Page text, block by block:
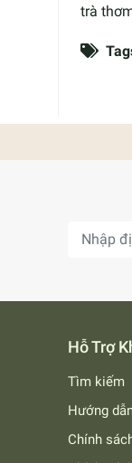
trà
Hỗ Trợ
Tìm kiếm
Hướng
Chính